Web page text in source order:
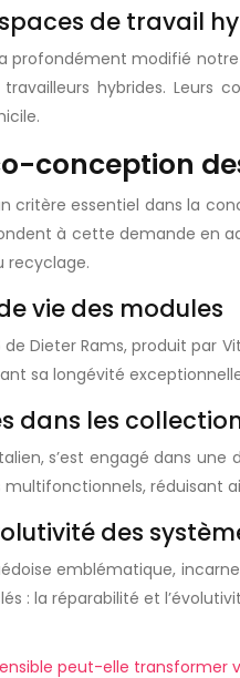
de travail
profondément modifié
hybrides.
conception
critère essentiel dans la
à cette demande en
recyclage.
vie des modules
de Dieter Rams, produit
sa longévité
dans les
s’est engagé dans
réduisant
des
emblématique,
: la réparabilité et
peut-elle transformer